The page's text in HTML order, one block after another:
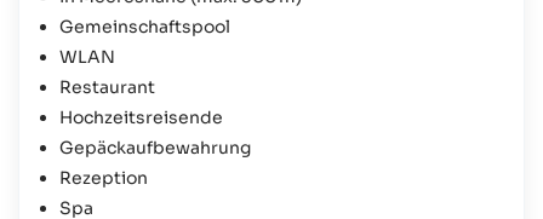
Gemeinschaftspool
WLAN
Restaurant
Hochzeitsreisende
Gepäckaufbewahrung
Rezeption
Spa